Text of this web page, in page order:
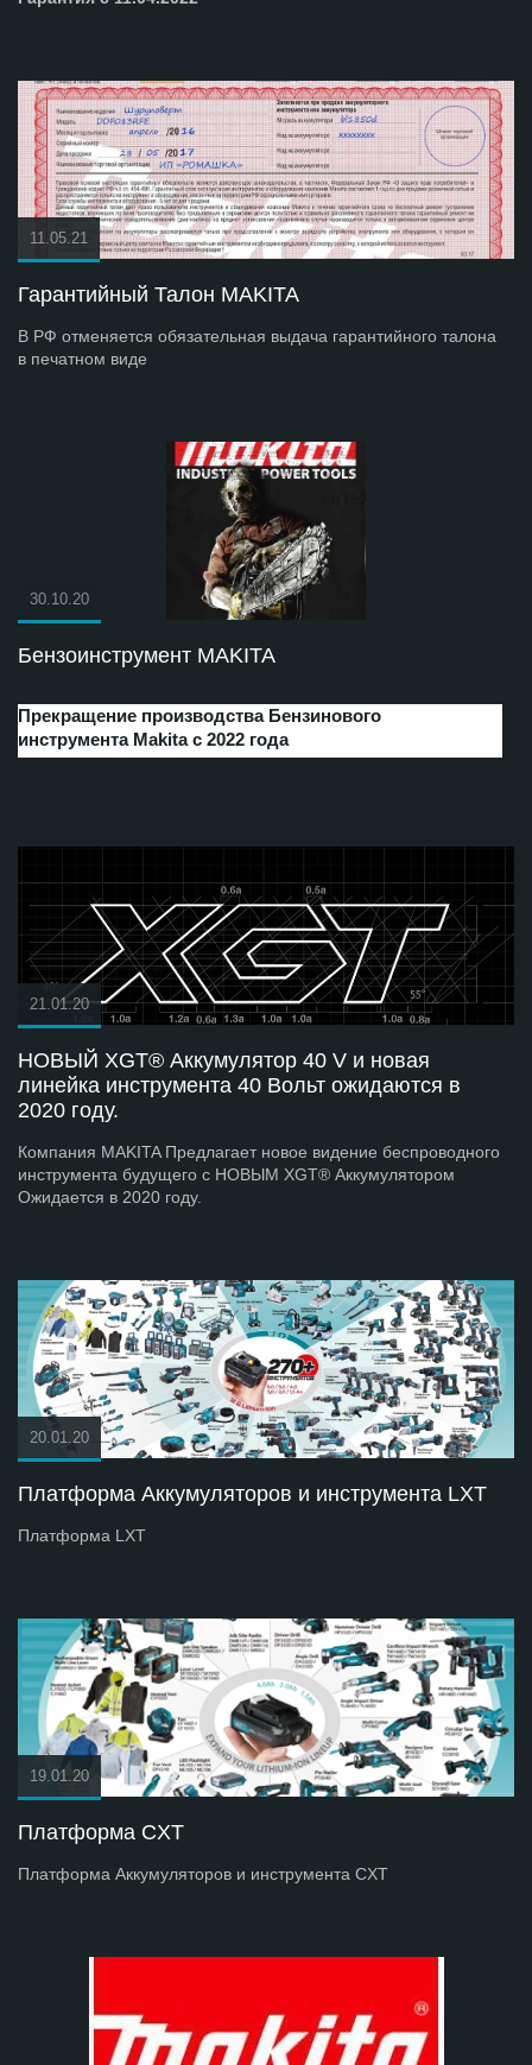
11.05.21
Гарантийный Талон MAKITA
В РФ отменяется обязательная выдача гарантийного талона
в печатном виде
30.10.20
Бензоинструмент MAKITA
Прекращение производства Бензинового
инструмента Makita с 2022 года
21.01.20
НОВЫЙ XGT® Аккумулятор 40 V и новая
линейка инструмента 40 Вольт ожидаются в
2020 году.
Компания MAKITA Предлагает новое видение беспроводного
инструмента будущего с НОВЫМ XGT® Аккумулятором
Ожидается в 2020 году.
20.01.20
Платформа Аккумуляторов и инструмента LXT
Платформа LXT
19.01.20
Платформа СXT
Платформа Аккумуляторов и инструмента СXT